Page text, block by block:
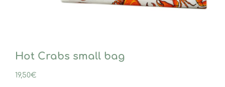
Hot Crabs small bag
19,50€